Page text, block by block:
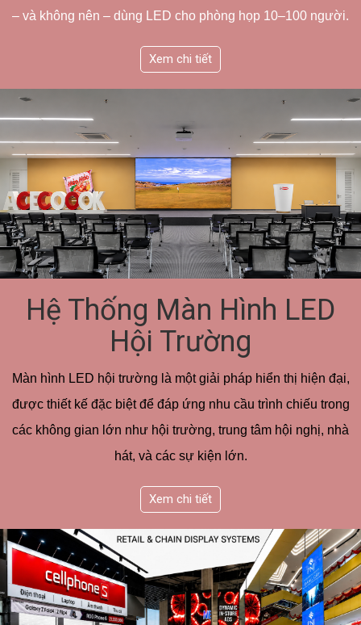
– và không nên – dùng LED cho phòng họp 10–100 người.
Xem chi tiết
Hệ Thống Màn Hình LED
Hội Trường
Màn hình LED hội trường là một giải pháp hiển thị hiện đại,
được thiết kế đặc biệt để đáp ứng nhu cầu trình chiếu trong
các không gian lớn như hội trường, trung tâm hội nghị, nhà
hát, và các sự kiện lớn.
Xem chi tiết